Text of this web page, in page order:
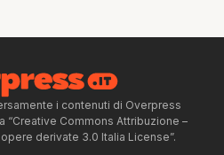
i contenuti di Overpress
“Creative Commons Attribuzione –
derivate 3.0 Italia License”.